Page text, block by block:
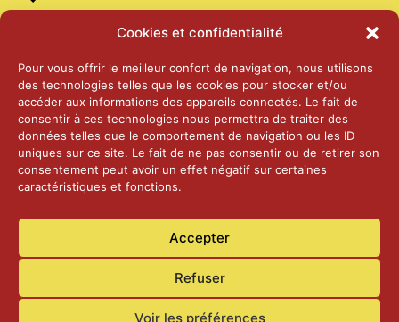
Cookies et confidentialité
Pour vous offrir le meilleur confort de navigation, nous utilisons
des technologies telles que les cookies pour stocker et/ou
accéder aux informations des appareils connectés. Le fait de
consentir à ces technologies nous permettra de traiter des
données telles que le comportement de navigation ou les ID
uniques sur ce site. Le fait de ne pas consentir ou de retirer son
consentement peut avoir un effet négatif sur certaines
caractéristiques et fonctions.
Accepter
Refuser
Voir les préférences
2026 – Laiterie d’Orsières et Abbaye de St-
25 juin 2026
2025 – Palais Fédéral – Berne
25 juin 2026
14 janvier 2025